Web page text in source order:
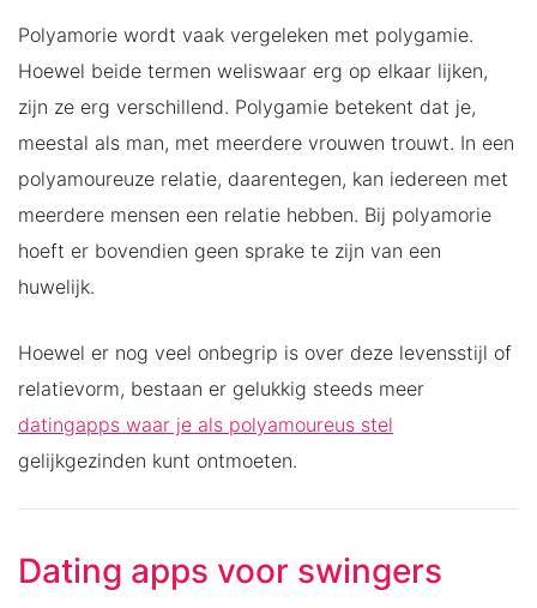
Polyamorie wordt vaak vergeleken met polygamie.
Hoewel beide termen weliswaar erg op elkaar lijken,
zijn ze erg verschillend. Polygamie betekent dat je,
meestal als man, met meerdere vrouwen trouwt. In een
polyamoureuze relatie, daarentegen, kan iedereen met
meerdere mensen een relatie hebben. Bij polyamorie
hoeft er bovendien geen sprake te zijn van een
huwelijk.
Hoewel er nog veel onbegrip is over deze levensstijl of
relatievorm, bestaan er gelukkig steeds meer
datingapps waar je als polyamoureus stel
gelijkgezinden kunt ontmoeten.
Dating apps voor swingers